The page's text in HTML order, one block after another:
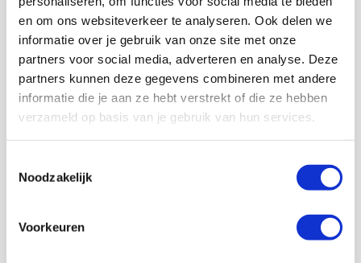
en om ons websiteverkeer te analyseren. Ook delen we
informatie over je gebruik van onze site met onze
partners voor social media, adverteren en analyse. Deze
partners kunnen deze gegevens combineren met andere
informatie die je aan ze hebt verstrekt of die ze hebben
verzameld op basis van je gebruik van hun services.
Noodzakelijk
Voorkeuren